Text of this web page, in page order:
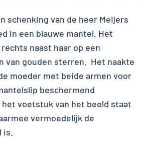
schenking van de heer Meijers
in een blauwe mantel. Het
naast haar op een
van gouden sterren. Het naakte
moeder met beide armen voor
beschermend
het voetstuk van het beeld staat
vermoedelijk de
is.